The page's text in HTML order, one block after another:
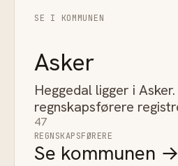
SE I KOMMUNEN
Asker
Heggedal ligger i
regnskapsførere
47
REGNSKAPSFØRERE
Se kommunen →